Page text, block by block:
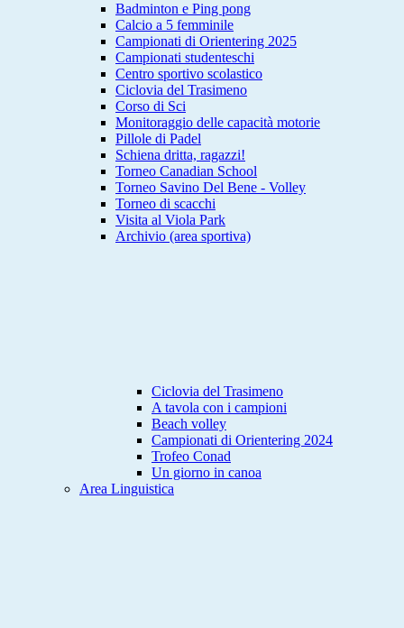
Badminton e Ping pong
Calcio a 5 femminile
Campionati di Orientering 2025
Campionati studenteschi
Centro sportivo scolastico
Ciclovia del Trasimeno
Corso di Sci
Monitoraggio delle capacità motorie
Pillole di Padel
Schiena dritta, ragazzi!
Torneo Canadian School
Torneo Savino Del Bene - Volley
Torneo di scacchi
Visita al Viola Park
Archivio (area sportiva)
Ciclovia del Trasimeno
A tavola con i campioni
Beach volley
Campionati di Orientering 2024
Trofeo Conad
Un giorno in canoa
Area Linguistica